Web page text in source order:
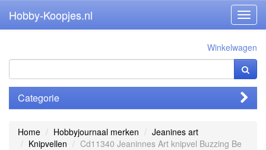
Hobby-Koopjes.nl
Winkelwagen
Categorie
Home Hobbyjournaal merken
Jeanines art
Knipvellen
Cd11340 Jeaninnes Art knipvel Buzzing Be